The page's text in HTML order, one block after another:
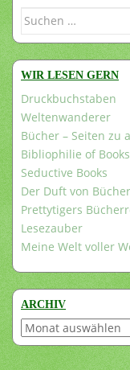
Suchen
WIR LESEN GERN
Druckbuchstaben
Weltenwanderer
Bücher – Seiten zu
Bibliophilie of Books
Seductive Books
Der Duft von
Prettytigers
Lesezauber
Meine Welt voller
ARCHIV
Archiv